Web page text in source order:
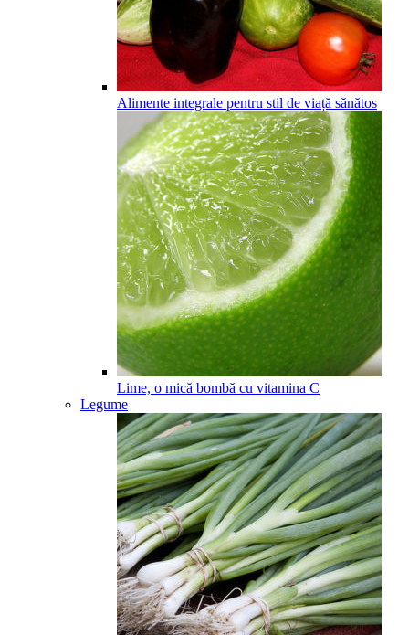
Alimente integrale pentru stil de viață sănătos
Lime, o mică bombă cu vitamina C
Legume